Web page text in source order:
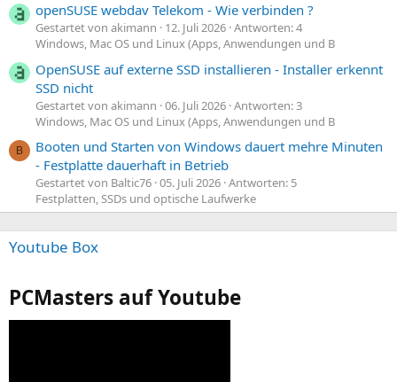
openSUSE webdav Telekom - Wie verbinden ?
Gestartet von akimann 12. Juli 2026 Antworten: 4
Windows, Mac OS und Linux (Apps, Anwendungen und B
OpenSUSE auf externe SSD installieren - Installer erkennt
SSD nicht
Gestartet von akimann 06. Juli 2026 Antworten: 3
Windows, Mac OS und Linux (Apps, Anwendungen und B
B
Booten und Starten von Windows dauert mehre Minuten
- Festplatte dauerhaft in Betrieb
Gestartet von Baltic76 05. Juli 2026 Antworten: 5
Festplatten, SSDs und optische Laufwerke
Youtube Box
PCMasters auf Youtube